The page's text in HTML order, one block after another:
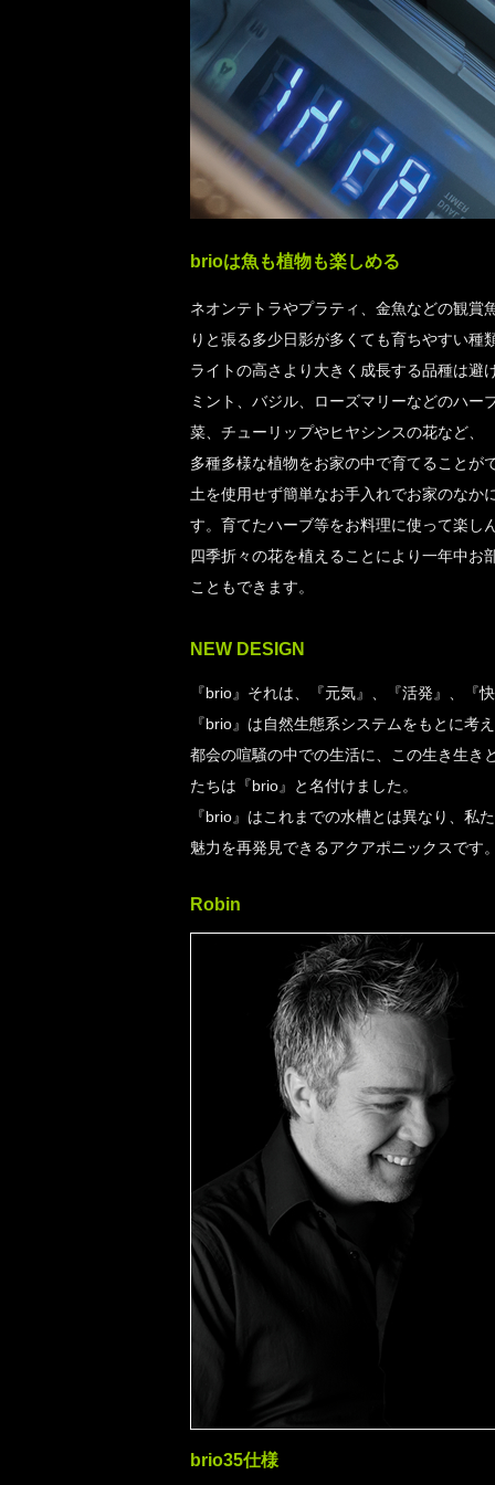
brioは魚も植物も楽しめる
ネオンテトラやプラティ、金魚などの観賞
りと張る多少日影が多くても育ちやすい種
ライトの高さより大きく成長する品種は避
ミント、バジル、ローズマリーなどのハー
菜、チューリップやヒヤシンスの花など、
多種多様な植物をお家の中で育てることが
土を使用せず簡単なお手入れでお家のなか
す。育てたハーブ等をお料理に使って楽し
四季折々の花を植えることにより一年中お
こともできます。
NEW DESIGN
『brio』それは、『元気』、『活発』、『
『brio』は自然生態系システムをもとに考
都会の喧騒の中での生活に、この生き生き
たちは『brio』と名付けました。
『brio』はこれまでの水槽とは異なり、
魅力を再発見できるアクアポニックスです
Robin
brio35仕様